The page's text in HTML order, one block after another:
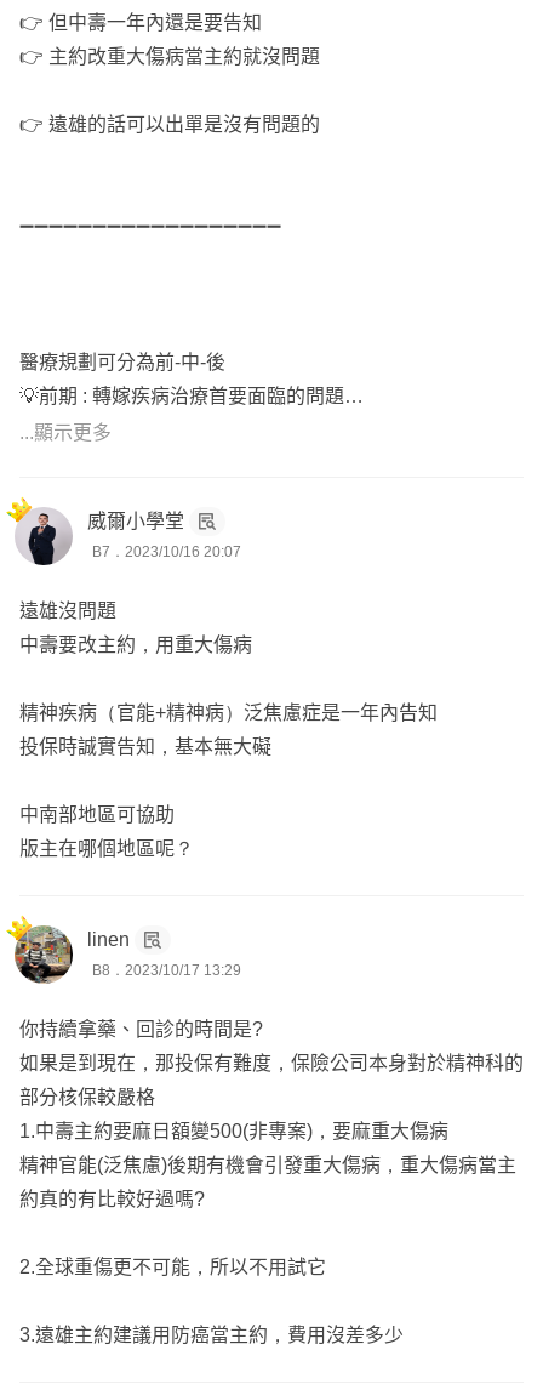
👉 但中壽一年內還是要告知
👉 主約改重大傷病當主約就沒問題
👉 遠雄的話可以出單是沒有問題的
➖➖➖➖➖➖➖➖➖➖➖➖➖➖➖➖➖➖
醫療規劃可分為前-中-後
💡前期 : 轉嫁疾病治療首要面臨的問題
包含病房費、雜費、手術費，讓我們免於大筆醫療花費
💡中期 : 每個人都有可能罹患某種 重大傷病或癌症
雖然前期已經經過充分治療了，但往往需要長時間靜養
且無法工作。
若發生1-6級失能，每月或每年領取扶助金，幫助我們生
活能自理。
✨保險不是只需要解決我們的醫療費用
✨雙實支能帶您解決我們帳面上看不到的數字
✨更能彌補條款上的缺口
⭕️ 風險就跟山一樣一直都在
⭕️ 但山可以等，保險不能等
✅服務於信安保經，全台各縣皆有服務
✅低保費，高保障，這是我堅守的信念
我是保險登山客，帶您解決業障煩惱
...顯示更多
威爾小學堂
B7．2023/10/16 20:07
遠雄沒問題
中壽要改主約，用重大傷病
精神疾病（官能+精神病）泛焦慮症是一年內告知
投保時誠實告知，基本無大礙
中南部地區可協助
版主在哪個地區呢？
linen
B8．2023/10/17 13:29
你持續拿藥、回診的時間是?
如果是到現在，那投保有難度，保險公司本身對於精神科的
部分核保較嚴格
1.中壽主約要麻日額變500(非專案)，要麻重大傷病
精神官能(泛焦慮)後期有機會引發重大傷病，重大傷病當主
約真的有比較好過嗎?
2.全球重傷更不可能，所以不用試它
3.遠雄主約建議用防癌當主約，費用沒差多少